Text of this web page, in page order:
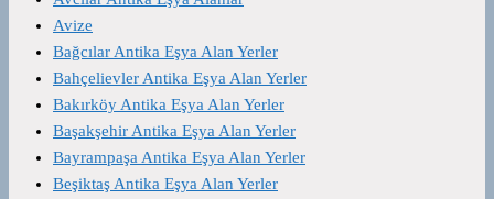
Avize
Bağcılar Antika Eşya Alan Yerler
Bahçelievler Antika Eşya Alan Yerler
Bakırköy Antika Eşya Alan Yerler
Başakşehir Antika Eşya Alan Yerler
Bayrampaşa Antika Eşya Alan Yerler
Beşiktaş Antika Eşya Alan Yerler